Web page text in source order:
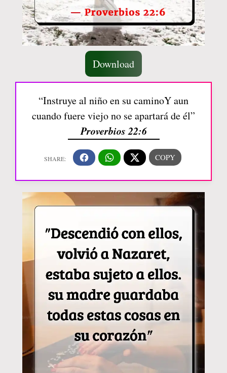
Download
“Instruye al niño en su caminoY aun
cuando fuere viejo no se apartará de él”
Proverbios 22:6